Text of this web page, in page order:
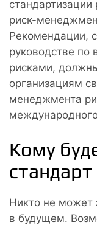
риск-
Рекомендации,
руководстве по
рисками,
организациям
менеджмента
Кому
Никто не может
в будущем.